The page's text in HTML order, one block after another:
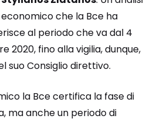
che la Bce ha
al periodo che va dal 4
2020, fino alla vigilia, dunque,
suo Consiglio direttivo.
la Bce certifica la fase di
ma anche un periodo di